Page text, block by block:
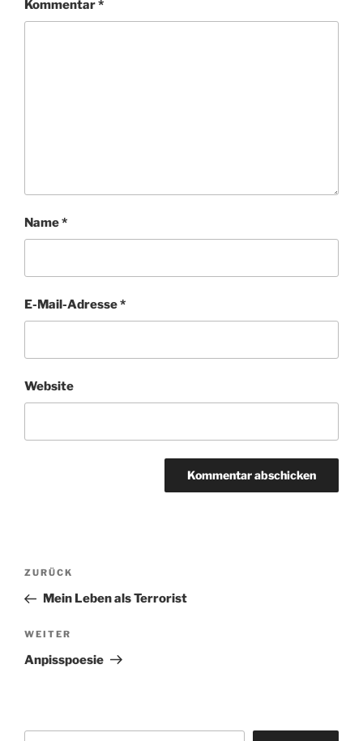
Kommentar*
Name*
E-Mail-Adresse*
Website
Beitragsnavigation
Vorheriger
Beitrag
ZURÜCK
Mein Leben als Terrorist
Nächster
Beitrag
WEITER
Anpisspoesie